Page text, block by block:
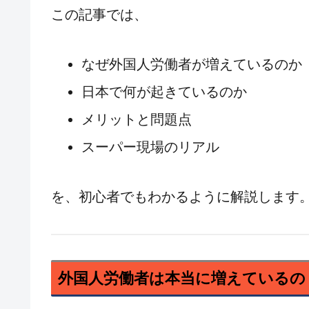
この記事では、
なぜ外国人労働者が増えているのか
日本で何が起きているのか
メリットと問題点
スーパー現場のリアル
を、初心者でもわかるように解説します
外国人労働者は本当に増えているの